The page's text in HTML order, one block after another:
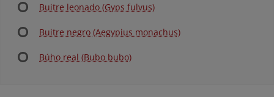
Buitre leonado (Gyps fulvus)
Buitre negro (Aegypius monachus)
Búho real (Bubo bubo)